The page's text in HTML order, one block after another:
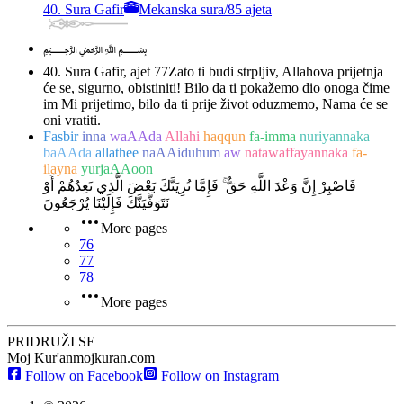
40. Sura Gafir Mekanska sura/85 ajeta
﷽
40. Sura Gafir, ajet 77Zato ti budi strpljiv, Allahova prijetnja
će se, sigurno, obistiniti! Bilo da ti pokažemo dio onoga čime
im Mi prijetimo, bilo da ti prije život oduzmemo, Nama će se
oni vratiti.
Fasbirinna waAAda Allahi haqqun fa-imma nuriyannaka
baAAda allathee naAAiduhum aw natawaffayannaka fa-
ilayna yurjaAAoon
فَاصْبِرْ إِنَّ وَعْدَ اللَّهِ حَقٌّ ۚ فَإِمَّا نُرِيَنَّكَ بَعْضَ الَّذِي نَعِدُهُمْ أَوْ
نَتَوَفَّيَنَّكَ فَإِلَيْنَا يُرْجَعُونَ
More pages
76
77
78
More pages
PRIDRUŽI SE
Moj Kur'anmojkuran.com
Follow on Facebook
Follow on Instagram